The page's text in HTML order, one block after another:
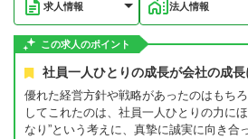
求人情報 法人情報
この求人のポイント
社員一人ひとりの成長が会社の成長
優れた経営方針や戦略があったのはもち
してこれたのは、社員一人ひとりの力に
なり”という考えに、真摯に誠実に向き合